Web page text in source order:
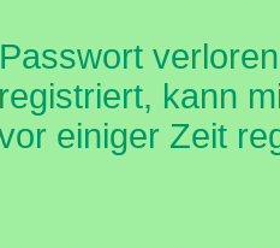
kann
einiger Zeit